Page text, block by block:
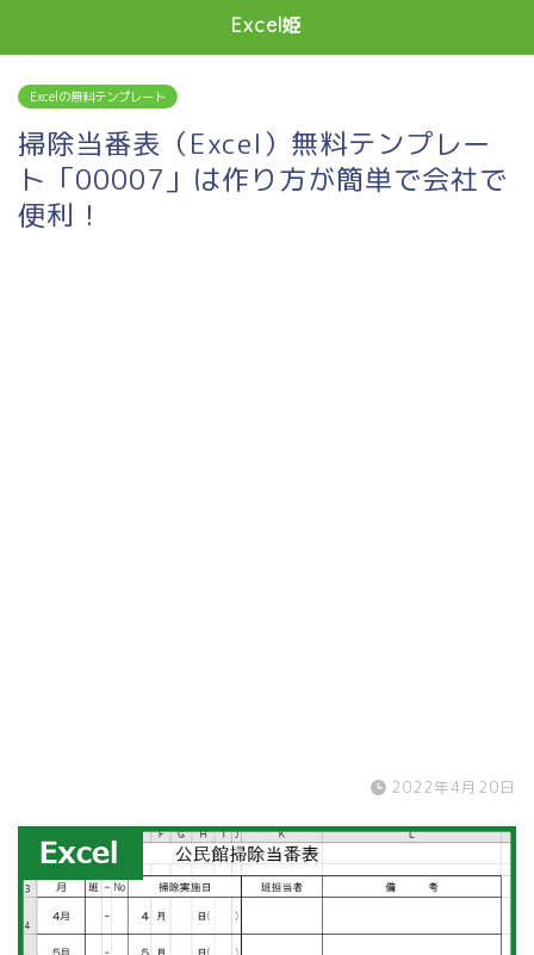
Excel姫
Excelの無料テンプレート
掃除当番表（Excel）無料テンプレー
ト「00007」は作り方が簡単で会社で
便利！
2022年4月20日